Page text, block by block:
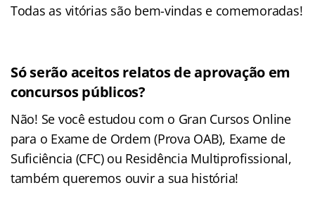
Todas as vitórias são bem-vindas e comemoradas!
Só serão aceitos relatos de aprovação em
concursos públicos?
Não! Se você estudou com o Gran Cursos Online
para o Exame de Ordem (Prova OAB), Exame de
Suficiência (CFC) ou Residência Multiprofissional,
também queremos ouvir a sua história!